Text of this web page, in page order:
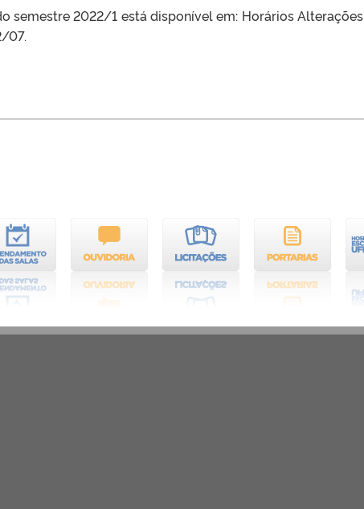
semestre 2022/1 está disponível em: Horários Alterações
07.